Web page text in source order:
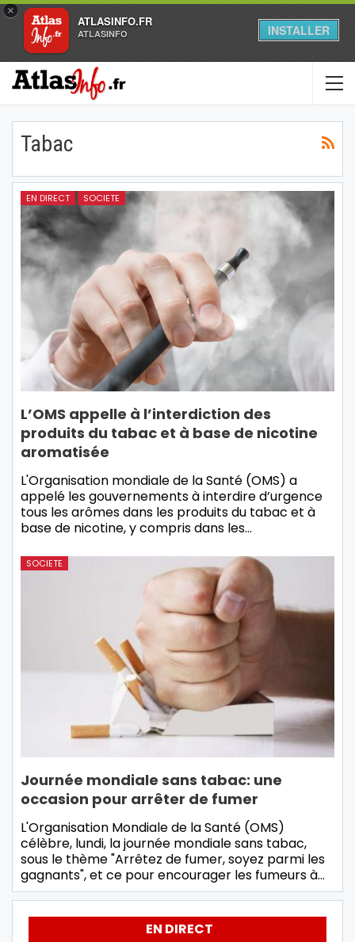
×
ATLASINFO.FR
ATLASINFO INSTALLER
Tabac
EN DIRECT SOCIETE
L’OMS appelle à l’interdiction des
produits du tabac et à base de nicotine
aromatisée
L'Organisation mondiale de la Santé (OMS) a
appelé les gouvernements à interdire d’urgence
tous les arômes dans les produits du tabac et à
base de nicotine, y compris dans les…
SOCIETE
Journée mondiale sans tabac: une
occasion pour arrêter de fumer
L'Organisation Mondiale de la Santé (OMS)
célèbre, lundi, la journée mondiale sans tabac,
sous le thème "Arrêtez de fumer, soyez parmi les
gagnants", et ce pour encourager les fumeurs à…
EN DIRECT